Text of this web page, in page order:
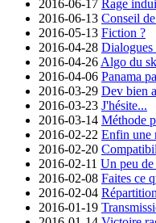
2016-06-17 Rage
2016-06-13 Conseil
2016-05-13 Fiction ?
2016-04-28 Dialogues
2016-04-26 Algo du
2016-04-06 Panama
2016-03-29 Dev bien
2016-03-23 J'hésite...
2016-03-14 Méthode
2016-02-22 Enfin une
2016-02-20
2016-02-11 Un peu de
2016-02-08 Faites ce
2016-02-04
2016-01-19